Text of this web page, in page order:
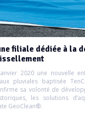
filiale dédiée à la
2020 une nouvelle
pluviales baptisée
sa volonté de
les solutions
GeoClean®.